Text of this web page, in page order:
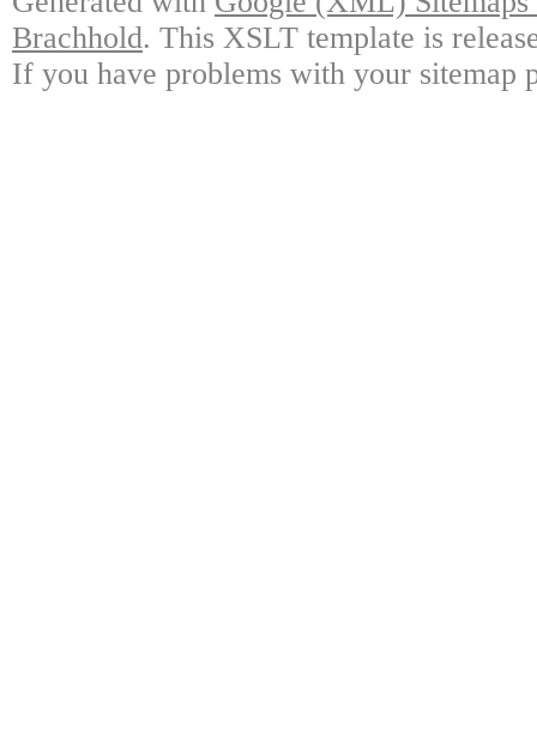
Brachhold. This XSLT template is
If you have problems with your sitemap